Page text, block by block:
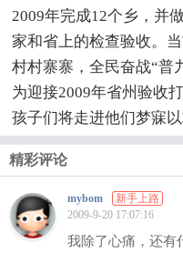
2009年完成12个乡，并
家和省上的检查验收。
村村寨寨，全民奋战“普
为迎接2009年省州验收
孩子们将走进他们梦寐以
精彩评论
mybom
新手上路
2009-9-20 17:07:16
我除了心痛，还有